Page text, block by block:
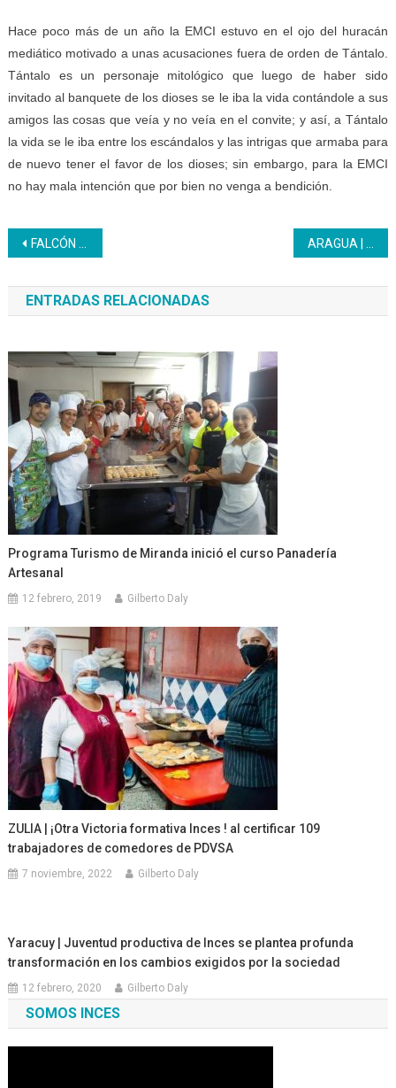
Hace poco más de un año la EMCI estuvo en el ojo del huracán
mediático motivado a unas acusaciones fuera de orden de Tántalo.
Tántalo es un personaje mitológico que luego de haber sido
invitado al banquete de los dioses se le iba la vida contándole a sus
amigos las cosas que veía y no veía en el convite; y así, a Tántalo
la vida se le iba entre los escándalos y las intrigas que armaba para
de nuevo tener el favor de los dioses; sin embargo, para la EMCI
no hay mala intención que por bien no venga a bendición.
Navegación
de
entradas
FALCÓN | 23 participantes Inces culminan aprendizajes en el área de refrigeración en la Uptag
ENTRADAS RELACIONADAS
Programa Turismo de Miranda inició el curso Panadería
Artesanal
12 febrero, 2019 Gilberto Daly
ZULIA | ¡Otra Victoria formativa Inces ! al certificar 109
trabajadores de comedores de PDVSA
7 noviembre, 2022 Gilberto Daly
Yaracuy | Juventud productiva de Inces se plantea profunda
transformación en los cambios exigidos por la sociedad
12 febrero, 2020 Gilberto Daly
SOMOS INCES